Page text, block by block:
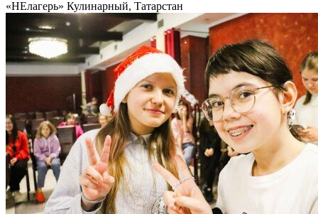
«НЕлагерь» Кулинарный, Татарстан